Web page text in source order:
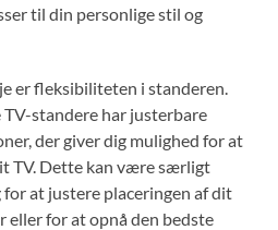
til din personlige stil og
er fleksibiliteten i standeren.
standere har justerbare
der giver dig mulighed for at
TV. Dette kan være særligt
at justere placeringen af dit
eller for at opnå den bedste